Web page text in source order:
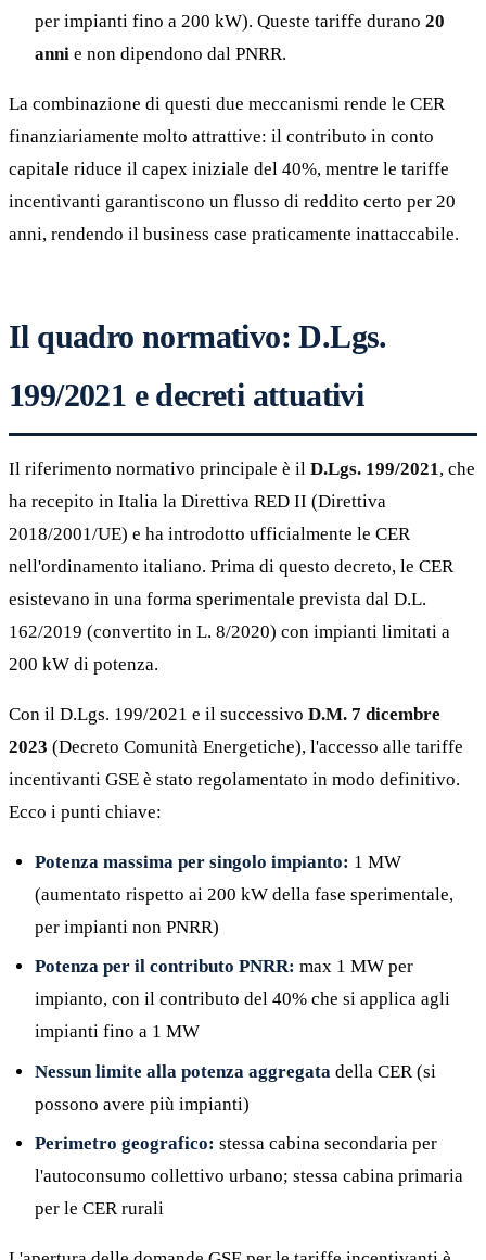
per impianti fino a 200 kW). Queste tariffe durano 20
anni e non dipendono dal PNRR.
La combinazione di questi due meccanismi rende le CER
finanziariamente molto attrattive: il contributo in conto
capitale riduce il capex iniziale del 40%, mentre le tariffe
incentivanti garantiscono un flusso di reddito certo per 20
anni, rendendo il business case praticamente inattaccabile.
Il quadro normativo: D.Lgs.
199/2021 e decreti attuativi
Il riferimento normativo principale è il D.Lgs. 199/2021, che
ha recepito in Italia la Direttiva RED II (Direttiva
2018/2001/UE) e ha introdotto ufficialmente le CER
nell'ordinamento italiano. Prima di questo decreto, le CER
esistevano in una forma sperimentale prevista dal D.L.
162/2019 (convertito in L. 8/2020) con impianti limitati a
200 kW di potenza.
Con il D.Lgs. 199/2021 e il successivo D.M. 7 dicembre
2023 (Decreto Comunità Energetiche), l'accesso alle tariffe
incentivanti GSE è stato regolamentato in modo definitivo.
Ecco i punti chiave:
Potenza massima per singolo impianto: 1 MW
(aumentato rispetto ai 200 kW della fase sperimentale,
per impianti non PNRR)
Potenza per il contributo PNRR: max 1 MW per
impianto, con il contributo del 40% che si applica agli
impianti fino a 1 MW
Nessun limite alla potenza aggregata della CER (si
possono avere più impianti)
Perimetro geografico: stessa cabina secondaria per
l'autoconsumo collettivo urbano; stessa cabina primaria
per le CER rurali